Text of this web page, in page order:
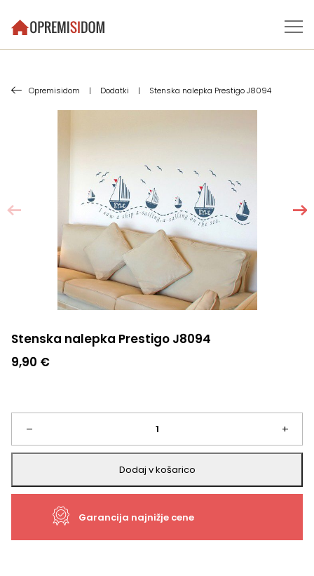
Opremisidom | Dodatki | Stenska nalepka Prestigo J8094
Stenska nalepka Prestigo J8094
9,90 €
–
Stenska
nalepka
Prestigo
+
Dodaj v košarico
Garancija najnižje cene